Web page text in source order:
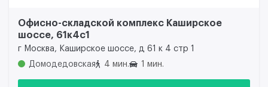
Офисно-складской комплекс Каширское
шоссе, 61к4с1
г Москва, Каширское шоссе, д 61 к 4 стр 1
Домодедовская
4 мин. 1 мин.